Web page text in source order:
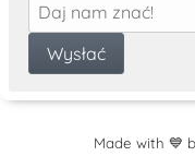
Made with 💙